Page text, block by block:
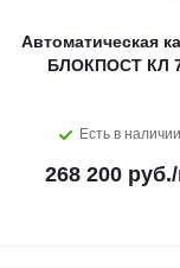
Автоматическая
БЛОКПОСТ КЛ
Есть в наличии
268 200 руб.